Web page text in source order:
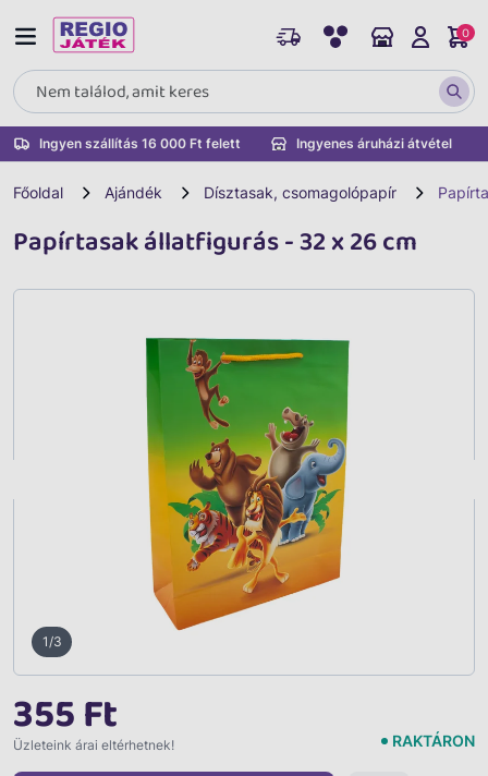
Ingyen szállítás 16 000 Ft felett Ingyenes áruházi átvétel
0
Főoldal Ajándék Dísztasak, csomagolópapír
Papírtasak állatfigurás - 32 x 26 cm
1/3
355 Ft
Üzleteink árai eltérhetnek! RAKTÁRON